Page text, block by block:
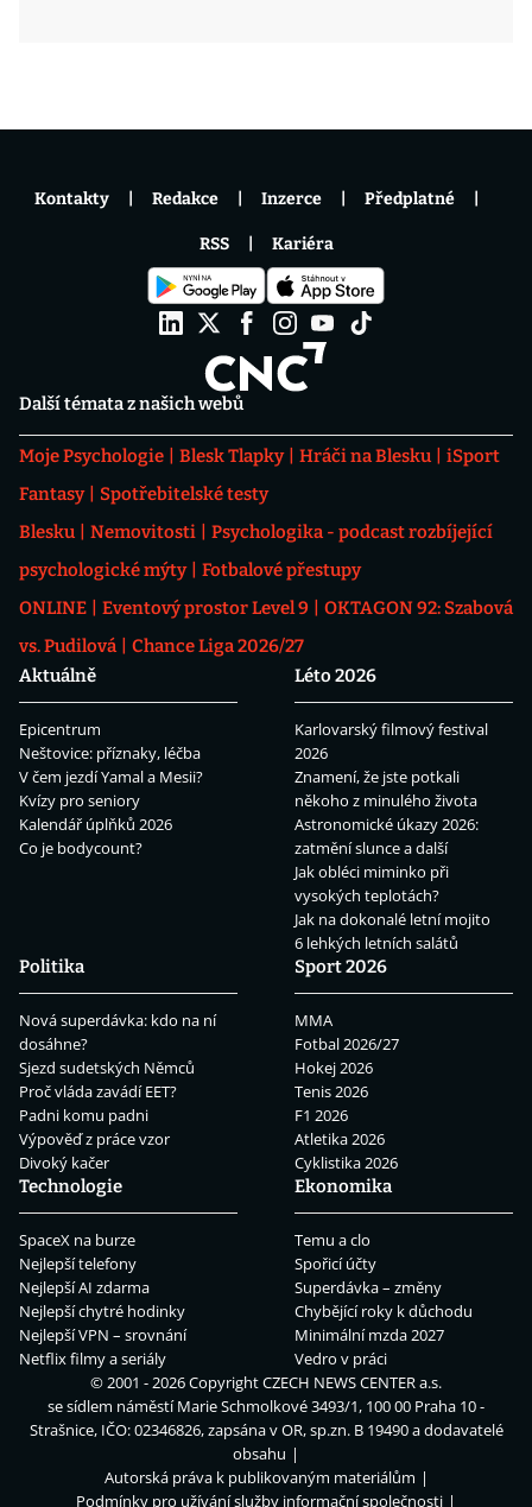
Další témata z našich webů
Moje Psychologie Blesk Tlapky Hráči na Blesku
iSport
Fantasy
Spotřebitelské testy
Blesku
Nemovitosti
Psychologika - podcast rozbíjející
psychologické mýty
Fotbalové přestupy
ONLINE
Eventový prostor Level 9
OKTAGON 92: Szabová
vs. Pudilová
Chance Liga 2026/27
Aktuálně
Epicentrum
Neštovice: příznaky, léčba
V čem jezdí Yamal a Mesii?
Kvízy pro seniory
Kalendář úplňků 2026
Co je bodycount?
Léto 2026
Karlovarský filmový festival
2026
Znamení, že jste potkali
někoho z minulého života
Astronomické úkazy 2026:
zatmění slunce a další
Jak obléci miminko při
vysokých teplotách?
Jak na dokonalé letní mojito
6 lehkých letních salátů
Politika
Nová superdávka: kdo na ní
dosáhne?
Sjezd sudetských Němců
Proč vláda zavádí EET?
Padni komu padni
Výpověď z práce vzor
Divoký kačer
Sport 2026
MMA
Fotbal 2026/27
Hokej 2026
Tenis 2026
F1 2026
Atletika 2026
Cyklistika 2026
Technologie
SpaceX na burze
Nejlepší telefony
Nejlepší AI zdarma
Nejlepší chytré hodinky
Nejlepší VPN – srovnání
Netflix filmy a seriály
Ekonomika
Temu a clo
Spořicí účty
Superdávka – změny
Chybějící roky k důchodu
Minimální mzda 2027
Vedro v práci
Kontakty Redakce Inzerce Předplatné
RSS Kariéra
© 2001 - 2026 CopyrightCZECH NEWS CENTER a.s.
se sídlem náměstí Marie Schmolkové 3493/1, 100 00 Praha 10 -
Strašnice, IČO: 02346826, zapsána v OR, sp.zn. B 19490 a dodavatelé
obsahu
Autorská práva k publikovaným materiálům
Podmínky pro užívání služby informační společnosti